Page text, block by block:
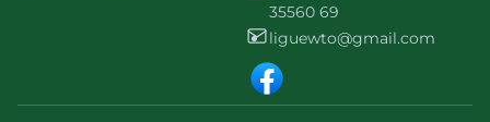
35560 69
liguewto@gmail.com